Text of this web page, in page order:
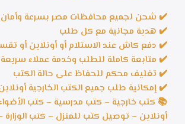
✔️ شحن لجميع محافظات مصر بسرعة وأمان
✔️ هدية مجانية مع كل طلب
✔️ دفع كاش عند الاستلام أو أونلاين أو
✔️ متابعة كاملة للطلب وخدمة عملاء سريعة
✔️ تغليف محكم للحفاظ على حالة الكتب
✔️ إمكانية طلب جميع الكتب الخارجية
📚 كتب خارجية – كتب مدرسية – كتب
أونلاين – توصيل كتب للمنزل – كتب